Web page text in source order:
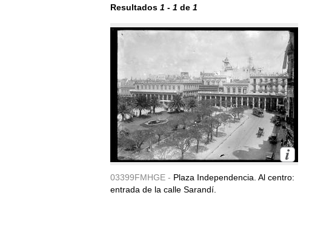
Resultados 1 - 1 de 1
03399FMHGE - Plaza Independencia. Al centro:
entrada de la calle Sarandí.